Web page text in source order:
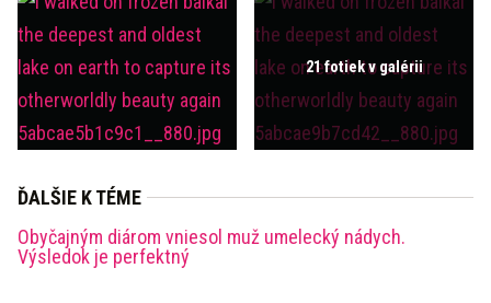
21 fotiek v galérii
ĎALŠIE K TÉME
Obyčajným diárom vniesol muž umelecký nádych.
Výsledok je perfektný